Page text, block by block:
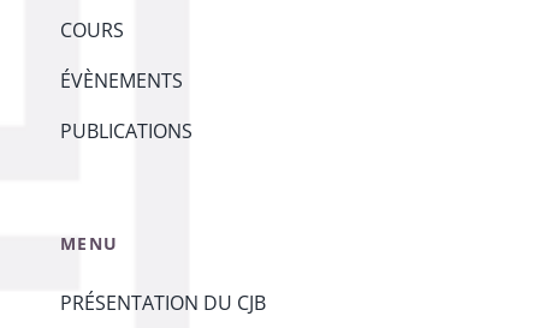
COURS
ÉVÈNEMENTS
PUBLICATIONS
MENU
PRÉSENTATION DU CJB